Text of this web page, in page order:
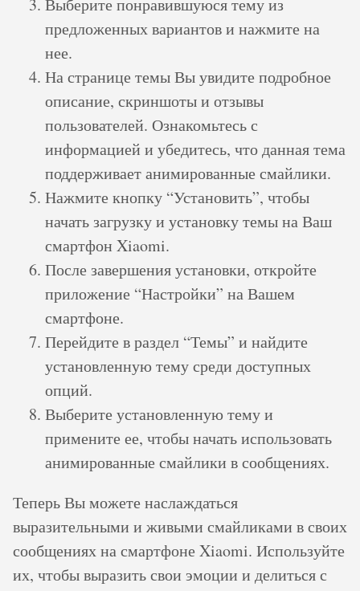
Выберите понравившуюся тему из
предложенных вариантов и нажмите на
нее.
На странице темы Вы увидите подробное
описание, скриншоты и отзывы
пользователей. Ознакомьтесь с
информацией и убедитесь, что данная тема
поддерживает анимированные смайлики.
Нажмите кнопку “Установить”, чтобы
начать загрузку и установку темы на Ваш
смартфон Xiaomi.
После завершения установки, откройте
приложение “Настройки” на Вашем
смартфоне.
Перейдите в раздел “Темы” и найдите
установленную тему среди доступных
опций.
Выберите установленную тему и
примените ее, чтобы начать использовать
анимированные смайлики в сообщениях.
Теперь Вы можете наслаждаться
выразительными и живыми смайликами в своих
сообщениях на смартфоне Xiaomi. Используйте
их, чтобы выразить свои эмоции и делиться с